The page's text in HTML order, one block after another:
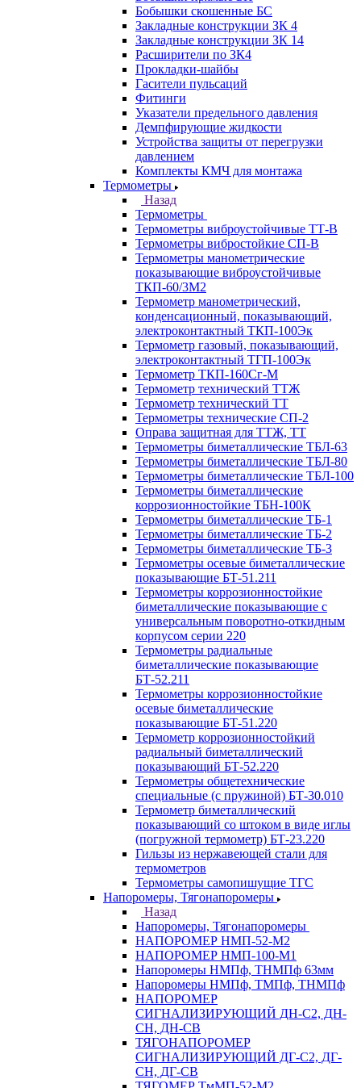
Бобышки скошенные БС
Закладные конструкции ЗК 4
Закладные конструкции ЗК 14
Расширители по ЗК4
Прокладки-шайбы
Гасители пульсаций
Фитинги
Указатели предельного давления
Демпфирующие жидкости
Устройства защиты от перегрузки
давлением
Комплекты КМЧ для монтажа
Термометры
Назад
Термометры
Термометры виброустойчивые ТТ-В
Термометры вибростойкие СП-В
Термометры манометрические
показывающие виброустойчивые
ТКП-60/3М2
Термометр манометрический,
конденсационный, показывающий,
электроконтактный ТКП-100Эк
Термометр газовый, показывающий,
электроконтактный ТГП-100Эк
Термометр ТКП-160Сг-М
Термометр технический ТТЖ
Термометр технический ТТ
Термометры технические СП-2
Оправа защитная для ТТЖ, ТТ
Термометры биметаллические ТБЛ-63
Термометры биметаллические ТБЛ-80
Термометры биметаллические ТБЛ-100
Термометры биметаллические
коррозионностойкие ТБН-100К
Термометры биметаллические ТБ-1
Термометры биметаллические ТБ-2
Термометры биметаллические ТБ-3
Термометры осевые биметаллические
показывающие БТ-51.211
Термометры коррозионностойкие
биметаллические показывающие с
универсальным поворотно-откидным
корпусом серии 220
Термометры радиальные
биметаллические показывающие
БТ-52.211
Термометры коррозионностойкие
осевые биметаллические
показывающие БТ-51.220
Термометр коррозионностойкий
радиальный биметаллический
показывающий БТ-52.220
Термометры общетехнические
специальные (с пружиной) БТ-30.010
Термометр биметаллический
показывающий со штоком в виде иглы
(погружной термометр) БТ-23.220
Гильзы из нержавеющей стали для
термометров
Термометры самопишущие ТГС
Напоромеры, Тягонапоромеры
Назад
Напоромеры, Тягонапоромеры
НАПОРОМЕР НМП-52-М2
НАПОРОМЕР НМП-100-М1
Напоромеры НМПф, ТНМПф 63мм
Напоромеры НМПф, ТМПф, ТНМПф
НАПОРОМЕР
СИГНАЛИЗИРУЮЩИЙ ДН-С2, ДН-
СН, ДН-СВ
ТЯГОНАПОРОМЕР
СИГНАЛИЗИРУЮЩИЙ ДГ-С2, ДГ-
СН, ДГ-СВ